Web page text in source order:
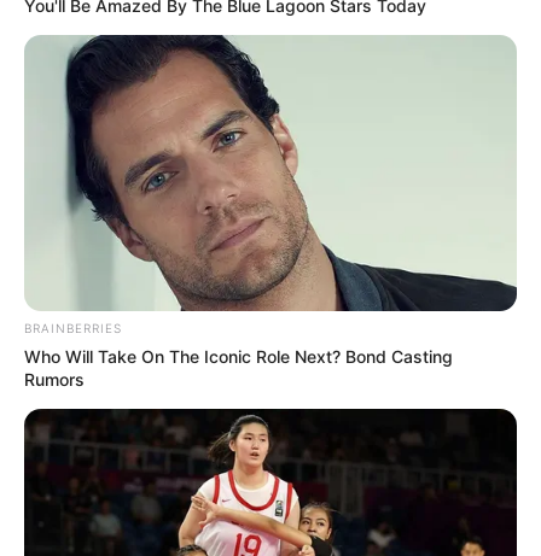
Nyimas Ratu Rafa
Beby Tsabina
Salshabilla Adriani Cut Syifa
You'll Be Amazed By The Blue Lagoon Stars Today
BRAINBERRIES
Who Will Take On The Iconic Role Next? Bond Casting
Rumors